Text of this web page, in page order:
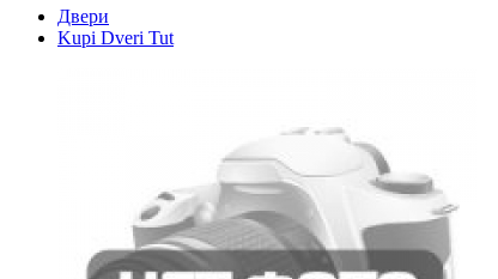
Двери
Kupi Dveri Tut